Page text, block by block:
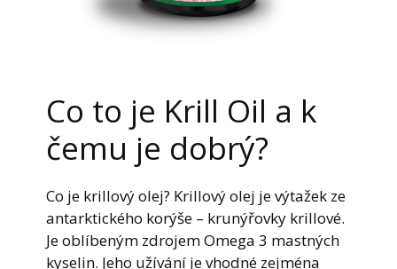
Co to je Krill Oil a k
čemu je dobrý?
Co je krillový olej? Krillový olej je výtažek ze
antarktického korýše – krunýřovky krillové.
Je oblíbeným zdrojem Omega 3 mastných
kyselin. Jeho užívání je vhodné zejména